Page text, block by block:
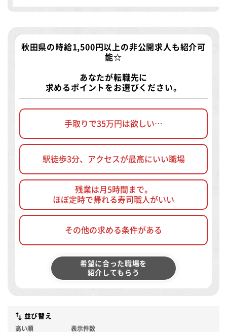
秋田県の時給1,500円以上の非公開求人 も紹介可
能☆
あなたが転職先に
求めるポイントをお選びください。
手取りで35万円は欲しい…
駅徒歩3分、アクセスが最高にいい職場
残業は月5時間まで。
ほぼ定時で帰れる寿司職人がいい
その他の求める条件がある
希望に合った職場を
紹介してもらう
並び替え
高い順 表示件数